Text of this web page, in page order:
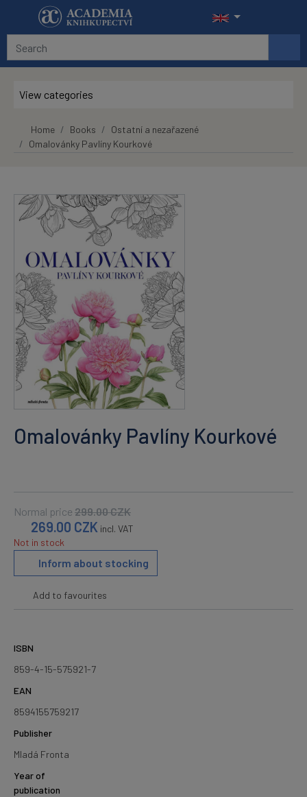
Skip to main content
View categories
Home Books
Ostatní a nezařazené
Omalovánky Pavlíny Kourkové
Omalovánky Pavlíny Kourkové
Normal price 299.00CZK
269.00 CZK incl. VAT
Not in stock
Inform about stocking
Add to favourites
ISBN
859-4-15-575921-7
EAN
8594155759217
Publisher
Mladá Fronta
Year of
publication